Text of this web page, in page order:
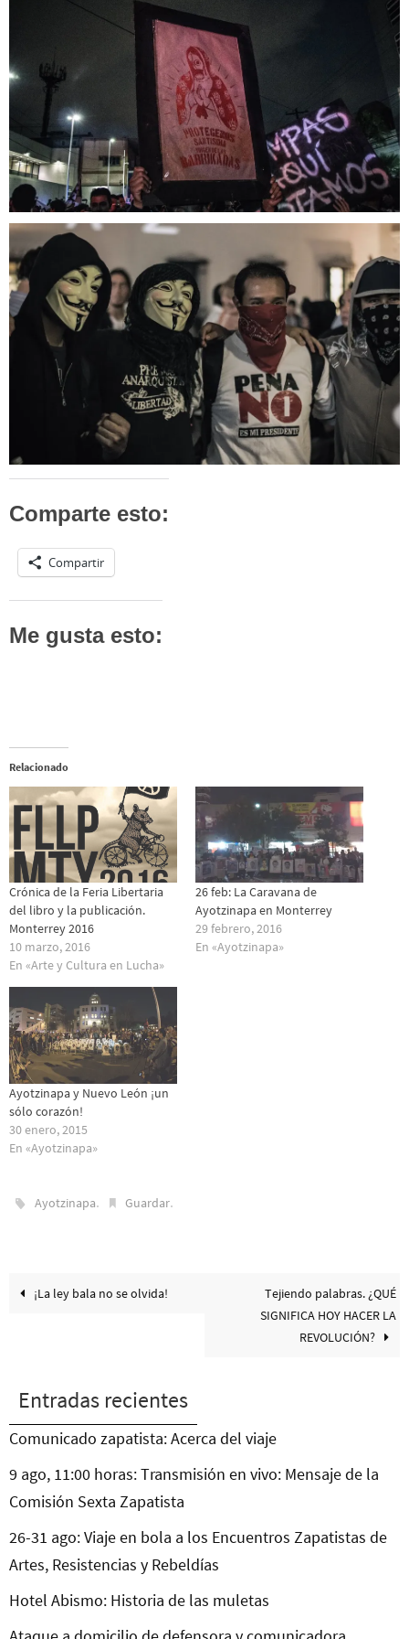
Comparte esto:
Compartir
Me gusta esto:
Relacionado
Crónica de la Feria Libertaria
del libro y la publicación.
Monterrey 2016
10 marzo, 2016
En «Arte y Cultura en Lucha»
26 feb: La Caravana de
Ayotzinapa en Monterrey
29 febrero, 2016
En «Ayotzinapa»
Ayotzinapa y Nuevo León ¡un
sólo corazón!
30 enero, 2015
En «Ayotzinapa»
Ayotzinapa. Guardar.
¡La ley bala no se olvida!
Tejiendo palabras. ¿QUÉ
SIGNIFICA HOY HACER LA
REVOLUCIÓN?
Entradas recientes
Comunicado zapatista: Acerca del viaje
9 ago, 11:00 horas: Transmisión en vivo: Mensaje de la
Comisión Sexta Zapatista
26-31 ago: Viaje en bola a los Encuentros Zapatistas de
Artes, Resistencias y Rebeldías
Hotel Abismo: Historia de las muletas